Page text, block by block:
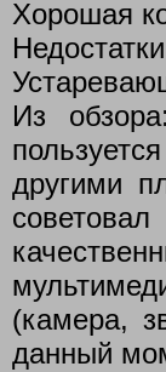
Хорошая
Из
другими
(камера,
данный